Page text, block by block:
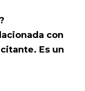
con
Es un